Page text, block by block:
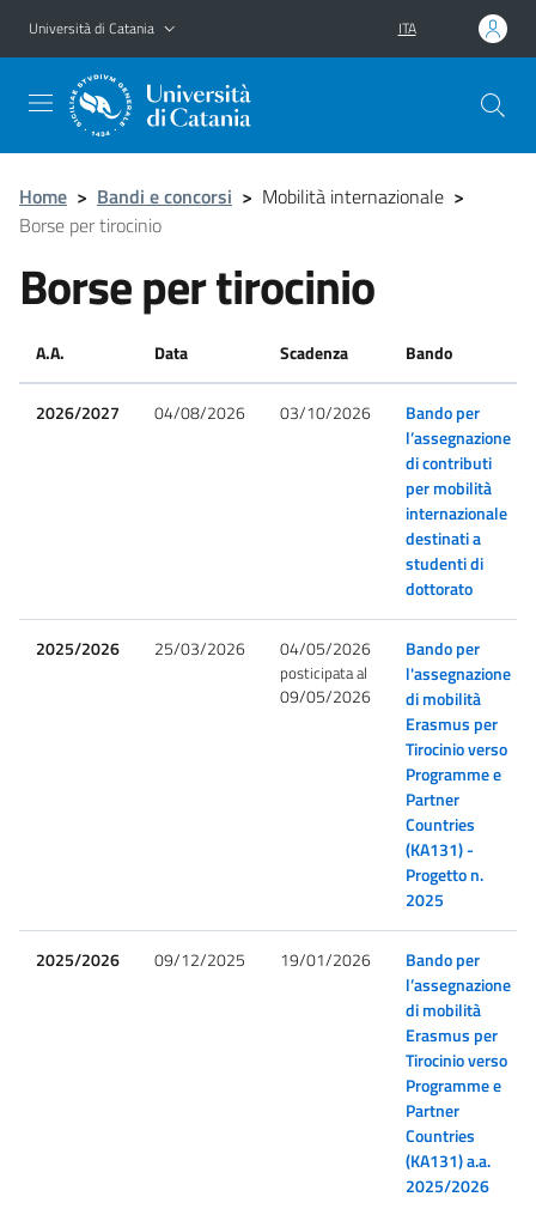
Vai al contenuto principale
Vai al menu di navigazione
Università di Catania ITA
Home > Bandi e concorsi > Mobilità internazionale >
Borse per tirocinio
Borse per tirocinio
A.A. Data Scadenza Bando
2026/2027 04/08/2026 03/10/2026
Bando per
l’assegnazione
di contributi
per mobilità
internazionale
destinati a
studenti di
dottorato
2025/2026 25/03/2026 04/05/2026
posticipata al
09/05/2026
Bando per
l'assegnazione
di mobilità
Erasmus per
Tirocinio verso
Programme e
Partner
Countries
(KA131) -
Progetto n.
2025
2025/2026 09/12/2025 19/01/2026
Bando per
l’assegnazione
di mobilità
Erasmus per
Tirocinio verso
Programme e
Partner
Countries
(KA131) a.a.
2025/2026